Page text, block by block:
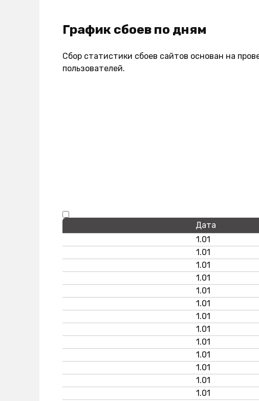
График сбоев по дням
Сбор статистики сбоев сайтов основан на
пользователей.
Дата
1.01
1.01
1.01
1.01
1.01
1.01
1.01
1.01
1.01
1.01
1.01
1.01
1.01